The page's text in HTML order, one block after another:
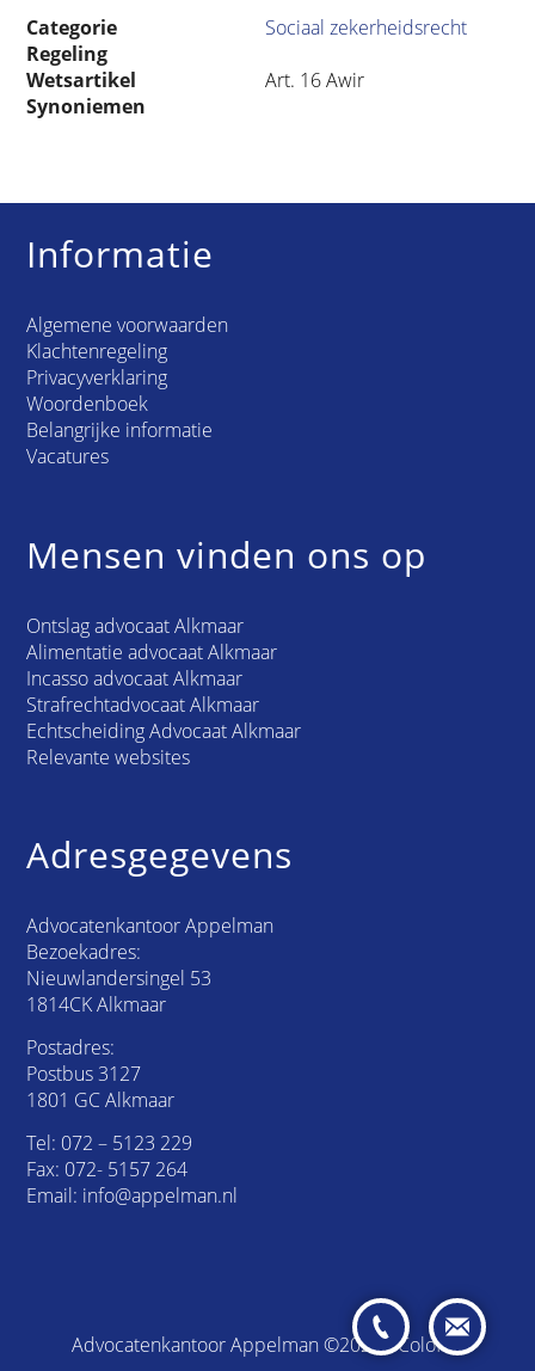
Categorie
Sociaal zekerheidsrecht
Regeling
Wetsartikel
Art. 16 Awir
Synoniemen
Informatie
Algemene voorwaarden
Klachtenregeling
Privacyverklaring
Woordenboek
Belangrijke informatie
Vacatures
Mensen vinden ons op
Ontslag advocaat Alkmaar
Alimentatie advocaat Alkmaar
Incasso advocaat Alkmaar
Strafrechtadvocaat Alkmaar
Echtscheiding Advocaat Alkmaar
Relevante websites
Adresgegevens
Advocatenkantoor Appelman
Bezoekadres:
Nieuwlandersingel 53
1814CK Alkmaar
Postadres:
Postbus 3127
1801 GC Alkmaar
Tel: 072 – 5123 229
Fax: 072- 5157 264
Email: info@appelman.nl
Advocatenkantoor Appelman ©2026 /Colofon